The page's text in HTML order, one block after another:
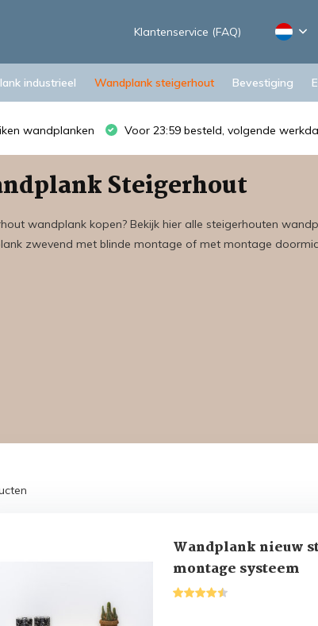
Klantenservice (FAQ)
industrieel Wandplank steigerhout Bevestiging
wandplanken Voor 23:59 besteld, volgende
Steigerhout
wandplank kopen? Bekijk hier alle steigerhouten
zwevend met blinde montage of met montage
Wandplank nieuw
montage systeem